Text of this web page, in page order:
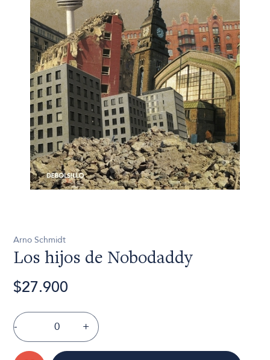
Arno Schmidt
Los hijos de Nobodaddy
$27.900
- +